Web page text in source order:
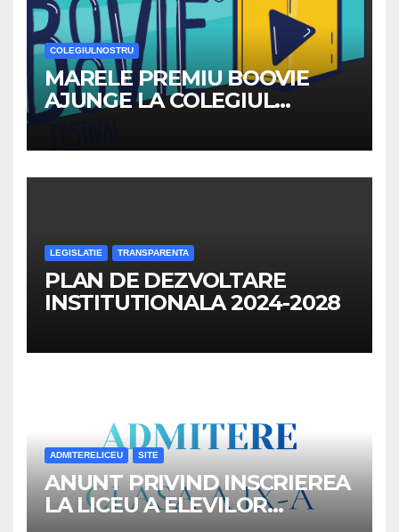
COLEGIULNOSTRU
MARELE PREMIU BOOVIE
AJUNGE LA COLEGIUL
NATIONAL ”TRAIAN”
LEGISLATIE TRANSPARENTA
PLAN DE DEZVOLTARE
INSTITUTIONALA 2024-2028
ADMITERELICEU SITE
ANUNT PRIVIND INSCRIEREA
LA LICEU A ELEVILOR